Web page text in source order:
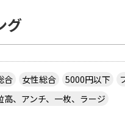
グ
合 女性総合 5000円以下
高、アンチ、一枚、ラージ